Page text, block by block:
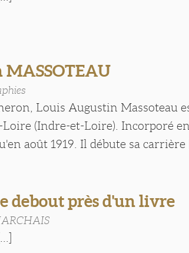
Louis Augustin Massoteau
(Indre-et-Loire). Incorporé
août 1919. Il débute sa carrière
debout près d'un livre